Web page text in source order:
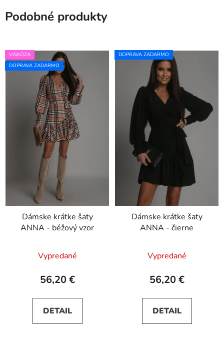
Podobné produkty
VISKÓZA
DOPRAVA ZADARMO
Dámske krátke šaty
ANNA - béžový vzor
Vypredané
56,20 €
DETAIL
DOPRAVA ZADARMO
Dámske krátke šaty
ANNA - čierne
Vypredané
56,20 €
DETAIL